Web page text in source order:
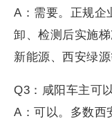
A：需要。正规企
卸、检测后实施
新能源、西安绿
Q3：咸阳车主可
A：可以。多数西